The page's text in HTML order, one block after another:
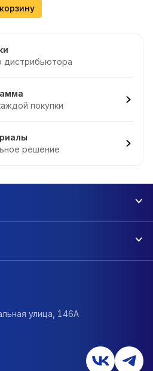
дистрибьютора
покупки
решение
улица, 146А